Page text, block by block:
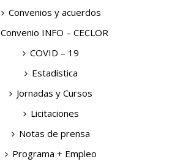
Convenios y acuerdos
Convenio INFO – CECLOR
COVID – 19
Estadística
Jornadas y Cursos
Licitaciones
Notas de prensa
Programa + Empleo